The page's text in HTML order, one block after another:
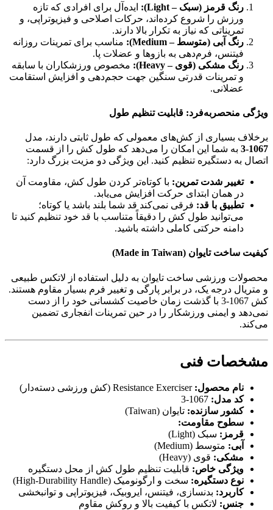
رنگ قرمز (سبک – Light):
ایده‌آل برای افرادی که تازه
ورزش را شروع کرده‌اند، حرکات اصلاحی و فیزیوتراپی، و
تمریناتی که نیاز به تکرار بالا دارند.
رنگ آبی (متوسط – Medium):
مناسب برای تمرینات روزانه
فیتنس، فرم‌دهی به بازوها و عضلات پا.
رنگ مشکی (قوی – Heavy):
مخصوص ورزشکاران با سابقه
و تمرینات قدرتی سنگین جهت حجم‌دهی و افزایش استقامت
عضلانی.
ویژگی منحصر‌به‌فرد: قابلیت تنظیم طول
برخلاف بسیاری از کش‌های معمولی که طول ثابتی دارند، مدل
1067-3
به شما این امکان را می‌دهد که طول کش را از قسمت
اتصال به دستگیره تنظیم کنید. این ویژگی دو مزیت بزرگ دارد:
تغییر شدت تمرین: با کوتاه‌تر کردن طول کش، مقاومت آن
در همان ابتدای حرکت افزایش می‌یابد.
تطبیق با قد: فرقی نمی‌کند قد شما بلند باشد یا کوتاه؛
می‌توانید طول کش را دقیقاً متناسب با قد خود تنظیم کنید تا
دامنه حرکتی کاملی داشته باشید.
کیفیت ساخت تایوان (Made in Taiwan)
محصولات ورزشی ساخت تایوان به دلیل استفاده از لاتکس طبیعی
و متریال درجه یک، در برابر پارگی و تغییر فرم بسیار مقاوم هستند.
کش 1067-3 با گذشت زمان خاصیت کشسانی خود را از دست
نمی‌دهد و ایمنی ورزشکار را در حین تمرینات انفجاری تضمین
می‌کند.
مشخصات فنی
نام محصول: Resistance Exerciser (کش ورزشی دسته‌دار)
کد مدل:
کشور سازنده: تایوان (Taiwan)
سطوح مقاومت:
قرمز: سبک (Light)
آبی: متوسط (Medium)
مشکی: قوی (Heavy)
ویژگی خاص: قابلیت تنظیم طول کش از محل دستگیره
نوع دستگیره: سخت و ارگونومیک (High-Durability Handle)
کاربرد: بدنسازی، فیتنس، ایروبیک، فیزیوتراپی و توانبخشی
جنس: لاتکس با کیفیت بالا و روکش مقاوم